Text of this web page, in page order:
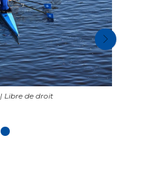
| Libre de droit